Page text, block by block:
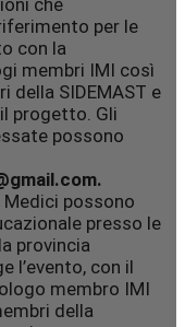
che
per le
con la
membri IMI così
della SIDEMAST e
progetto. Gli
possono
possono
presso le
provincia
l’evento, con il
membro IMI
della